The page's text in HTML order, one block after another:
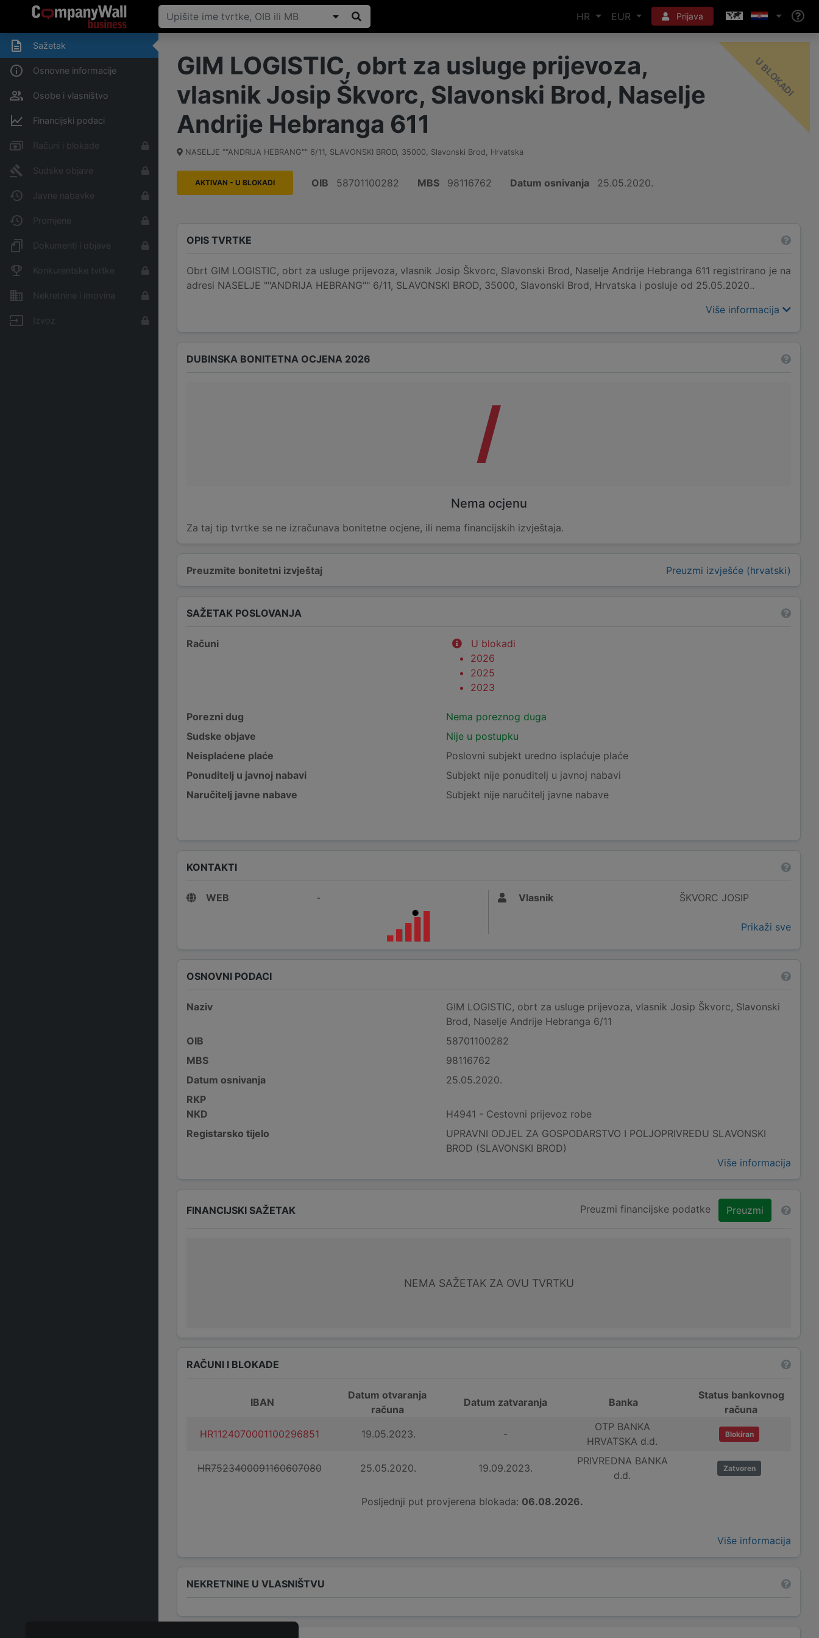
HR EUR Prijava
Sažetak
Osnovne informacije
Osobe i vlasništvo
Financijski podaci
Računi i blokade
Sudske objave
Javne nabavke
Promjene
Dokumenti i objave
Konkurentske tvrtke
Nekretnine i imovina
Izvoz
GIM LOGISTIC, obrt za usluge prijevoza,
vlasnik Josip Škvorc, Slavonski Brod, Naselje
Andrije Hebranga 611
NASELJE ""ANDRIJA HEBRANG"" 6/11, SLAVONSKI BROD, 35000, Slavonski Brod, Hrvatska
-
I
AKTIVAN - U BLOKADI OIB 58701100282 MBS 98116762 Datum osnivanja 25.05.2020.
OPIS TVRTKE
Obrt GIM LOGISTIC, obrt za usluge prijevoza, vlasnik Josip Škvorc, Slavonski Brod, Naselje Andrije Hebranga 611 registrirano je na
adresi NASELJE ""ANDRIJA HEBRANG"" 6/11, SLAVONSKI BROD, 35000, Slavonski Brod, Hrvatska i posluje od 25.05.2020..
Više informacija
Preuzmite bonitetni izvještaj Preuzmi izvješće (hrvatski)
DUBINSKA BONITETNA OCJENA 2026
/
Nema ocjenu
Za taj tip tvrtke se ne izračunava bonitetne ocjene, ili nema financijskih izvještaja.
SAŽETAK POSLOVANJA
Računi
U blokadi
2026
2025
2023
Porezni dug
Nema poreznog duga
Sudske objave
Nije u postupku
Neisplaćene plaće
Poslovni subjekt uredno isplaćuje plaće
Ponuditelj u javnoj nabavi
Subjekt nije ponuditelj u javnoj nabavi
Naručitelj javne nabave
Subjekt nije naručitelj javne nabave
KONTAKTI
WEB - Vlasnik ŠKVORC JOSIP
Prikaži sve
OSNOVNI PODACI
Naziv
GIM LOGISTIC, obrt za usluge prijevoza, vlasnik Josip Škvorc, Slavonski
Brod, Naselje Andrije Hebranga 6/11
OIB
58701100282
MBS
98116762
Datum osnivanja
25.05.2020.
RKP
NKD
H4941 - Cestovni prijevoz robe
Registarsko tijelo
UPRAVNI ODJEL ZA GOSPODARSTVO I POLJOPRIVREDU SLAVONSKI
BROD (SLAVONSKI BROD)
Više informacija
FINANCIJSKI SAŽETAK Preuzmi financijske podatke Preuzmi
NEMA SAŽETAK ZA OVU TVRTKU
RAČUNI I BLOKADE
IBAN
Datum otvaranja
računa
Datum zatvaranja Banka
Status bankovnog
računa
HR1124070001100296851
19.05.2023. -
OTP BANKA
HRVATSKA d.d.
Blokiran
HR7523400091160607080 25.05.2020. 19.09.2023.
PRIVREDNA BANKA
d.d.
Zatvoren
Posljednji put provjerena blokada: 06.08.2026.
Više informacija
NEKRETNINE U VLASNIŠTVU